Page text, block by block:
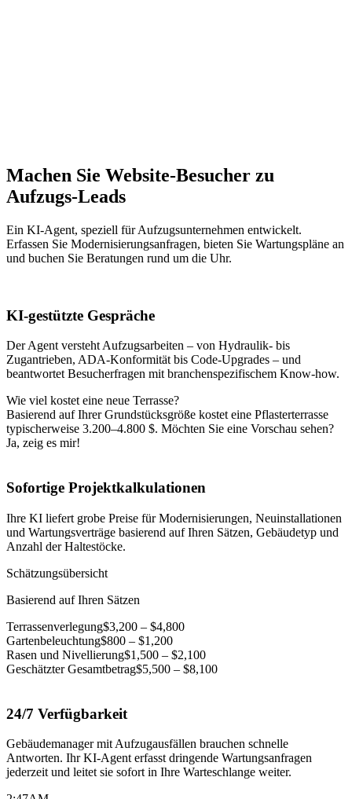
Machen Sie Website-Besucher zu
Aufzugs-Leads
Ein KI-Agent, speziell für Aufzugsunternehmen entwickelt.
Erfassen Sie Modernisierungsanfragen, bieten Sie Wartungspläne an
und buchen Sie Beratungen rund um die Uhr.
KI-gestützte Gespräche
Der Agent versteht Aufzugsarbeiten – von Hydraulik- bis
Zugantrieben, ADA-Konformität bis Code-Upgrades – und
beantwortet Besucherfragen mit branchenspezifischem Know-how.
Wie viel kostet eine neue Terrasse?
Basierend auf Ihrer Grundstücksgröße kostet eine Pflasterterrasse
typischerweise 3.200–4.800 $. Möchten Sie eine Vorschau sehen?
Ja, zeig es mir!
Sofortige Projektkalkulationen
Ihre KI liefert grobe Preise für Modernisierungen, Neuinstallationen
und Wartungsverträge basierend auf Ihren Sätzen, Gebäudetyp und
Anzahl der Haltestöcke.
Schätzungsübersicht
Basierend auf Ihren Sätzen
Terrassenverlegung$3,200 – $4,800
Gartenbeleuchtung$800 – $1,200
Rasen und Nivellierung$1,500 – $2,100
Geschätzter Gesamtbetrag$5,500 – $8,100
24/7 Verfügbarkeit
Gebäudemanager mit Aufzugausfällen brauchen schnelle
Antworten. Ihr KI-Agent erfasst dringende Wartungsanfragen
jederzeit und leitet sie sofort in Ihre Warteschlange weiter.